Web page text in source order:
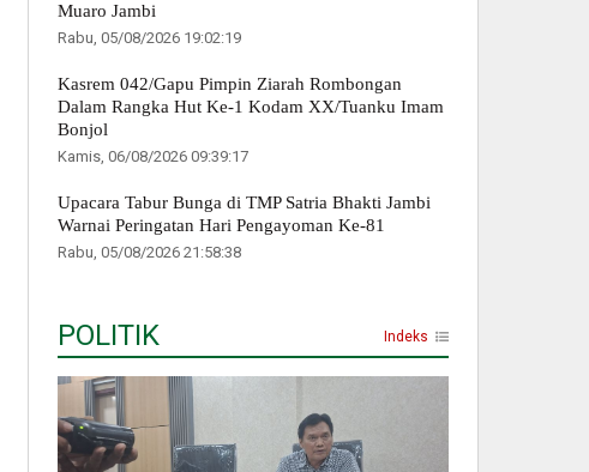
Muaro Jambi
Rabu, 05/08/2026 19:02:19
Kasrem 042/Gapu Pimpin Ziarah Rombongan
Dalam Rangka Hut Ke-1 Kodam XX/Tuanku Imam
Bonjol
Kamis, 06/08/2026 09:39:17
Upacara Tabur Bunga di TMP Satria Bhakti Jambi
Warnai Peringatan Hari Pengayoman Ke-81
Rabu, 05/08/2026 21:58:38
POLITIK Indeks